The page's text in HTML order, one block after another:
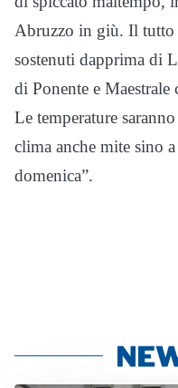
Abruzzo in giù. Il tutto
sostenuti dapprima di
di Ponente e
Le temperature
clima anche mite sino
domenica”.